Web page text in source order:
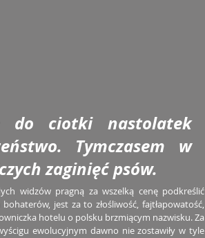
do ciotki nastolatek
Tymczasem w
zaginięć psów.
widzów pragną za wszelką cenę podkreślić
jest za to złośliwość, fajtłapowatość,
hotelu o polsku brzmiącym nazwisku. Za
ewolucyjnym dawno nie zostawiły w tyle